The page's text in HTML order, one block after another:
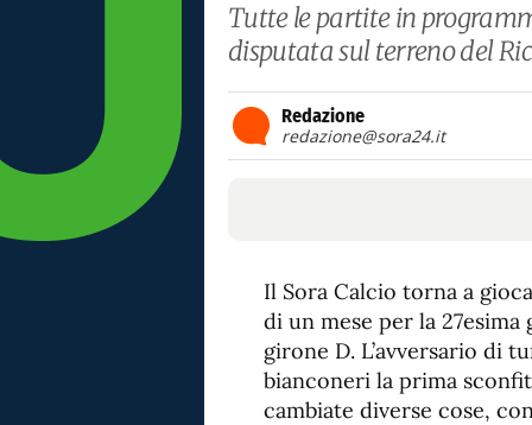
Tutte le partite in
disputata sul terreno del
Redazione
redazione@sora24.it
Il Sora Calcio torna a
di un mese per la
girone D. L’avversario di
bianconeri la prima
cambiate diverse cose,